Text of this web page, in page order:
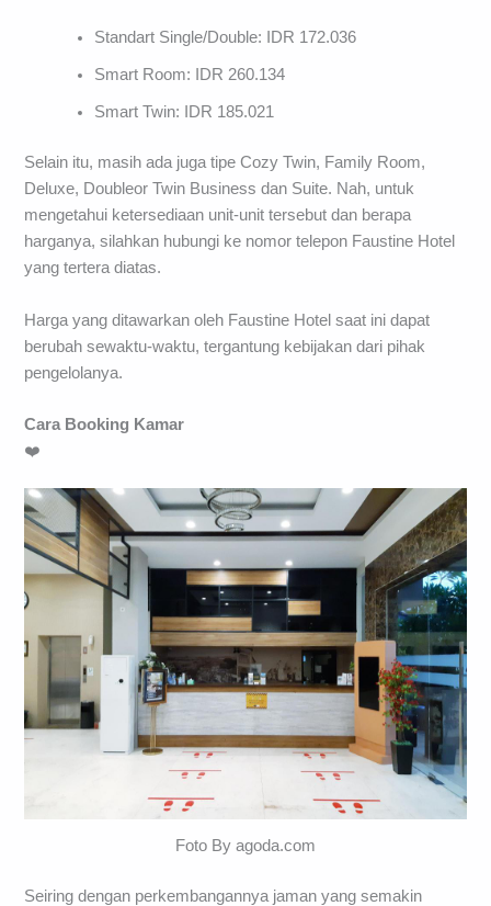
Standart Single/Double: IDR 172.036
Smart Room: IDR 260.134
Smart Twin: IDR 185.021
Selain itu, masih ada juga tipe Cozy Twin, Family Room,
Deluxe, Doubleor Twin Business dan Suite. Nah, untuk
mengetahui ketersediaan unit-unit tersebut dan berapa
harganya, silahkan hubungi ke nomor telepon Faustine Hotel
yang tertera diatas.
Harga yang ditawarkan oleh Faustine Hotel saat ini dapat
berubah sewaktu-waktu, tergantung kebijakan dari pihak
pengelolanya.
Cara Booking Kamar
❤️
Foto By agoda.com
Seiring dengan perkembangannya jaman yang semakin